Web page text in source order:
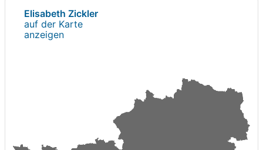
Elisabeth Zickler
auf der Karte
anzeigen